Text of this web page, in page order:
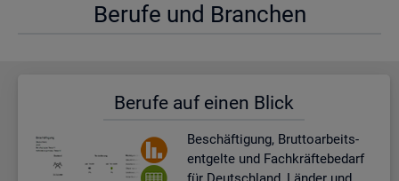
Be­ru­fe und Bran­chen
Be­ru­fe auf einen Blick
Be­schäf­ti­gung, Brut­to­ar­beits­
ent­gel­te und Fach­kräf­te­be­darf